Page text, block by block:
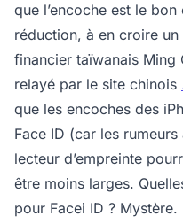
que l’encoche est le
réduction, à en croire
financier taïwanais Ming
relayé par le site chinois
que les encoches des
Face ID (car les
lecteur d’empreinte
être moins larges.
pour Facei ID ? Mystère.